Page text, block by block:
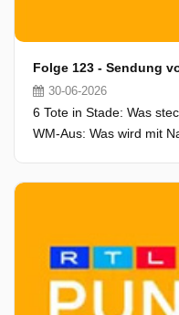
Folge 123 - Sendung
30-06-2026
6 Tote in Stade: Was
WM-Aus: Was wird mit